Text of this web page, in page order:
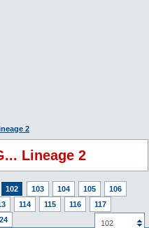
2
Lineage 2
102 103 104 105
106
114 115 116
117
102